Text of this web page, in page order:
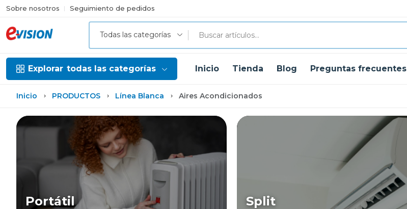
Sobre nosotros Seguimiento de pedidos
Todas las categorías
Explorar todas las categorías Inicio Tienda Blog Preguntas frecuentes
Inicio PRODUCTOS Línea Blanca Aires Acondicionados
Portátil Split